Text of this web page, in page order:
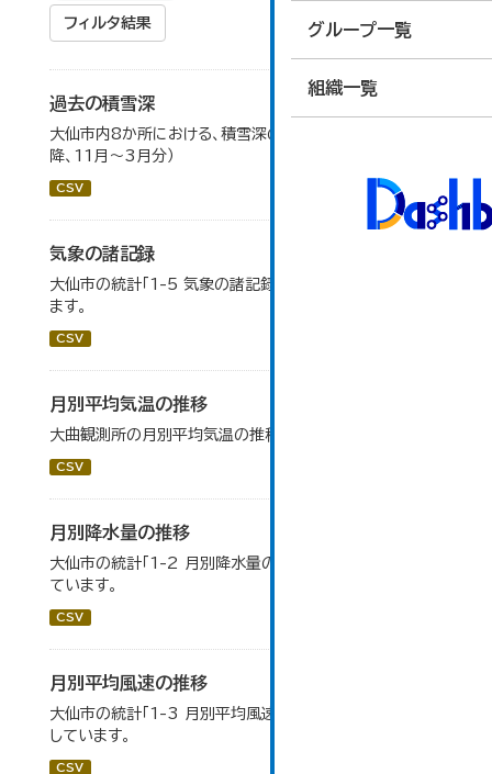
グループ一覧
組織一覧
フィルタ結果
過去の積雪深
大仙市内8か所における、積雪深の一覧（平成17年度以
降、11月～3月分）
CSV
気象の諸記録
大仙市の統計「1-5 気象の諸記録」のデータを参照してい
ます。
CSV
月別平均気温の推移
大曲観測所の月別平均気温の推移一覧です。
CSV
月別降水量の推移
大仙市の統計「1-2 月別降水量の推移」のデータを参照し
ています。
CSV
月別平均風速の推移
大仙市の統計「1-3 月別平均風速の推移」のデータを参照
しています。
CSV